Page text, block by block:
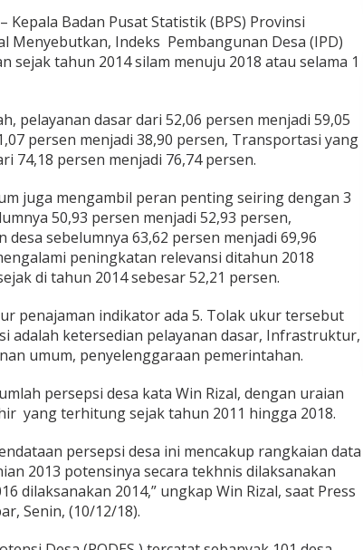
– Kepala Badan Pusat Statistik (BPS) Provinsi
Menyebutkan, Indeks Pembangunan Desa (IPD)
sejak tahun 2014 silam menuju 2018 atau selama 1
pelayanan dasar dari 52,06 persen menjadi 59,05
persen menjadi 38,90 persen, Transportasi yang
74,18 persen menjadi 76,74 persen.
juga mengambil peran penting seiring dengan 3
50,93 persen menjadi 52,93 persen,
sebelumnya 63,62 persen menjadi 69,96
peningkatan relevansi ditahun 2018
di tahun 2014 sebesar 52,21 persen.
penajaman indikator ada 5. Tolak ukur tersebut
adalah ketersedian pelayanan dasar, Infrastruktur,
umum, penyelenggaraan pemerintahan.
persepsi desa kata Win Rizal, dengan uraian
yang terhitung sejak tahun 2011 hingga 2018.
persepsi desa ini mencakup rangkaian data
2013 potensinya secara tekhnis dilaksanakan
dilaksanakan 2014,” ungkap Win Rizal, saat Press
Senin, (10/12/18).